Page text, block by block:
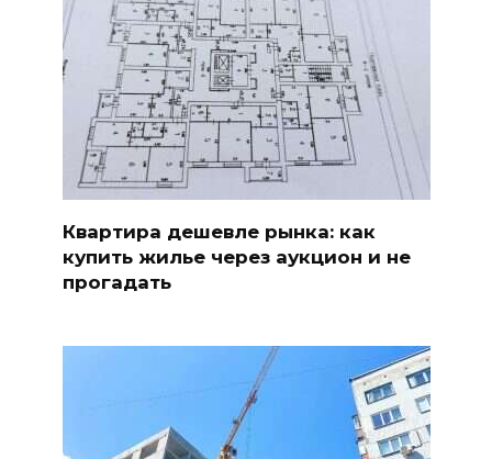
Квартира дешевле рынка: как
купить жилье через аукцион и не
прогадать